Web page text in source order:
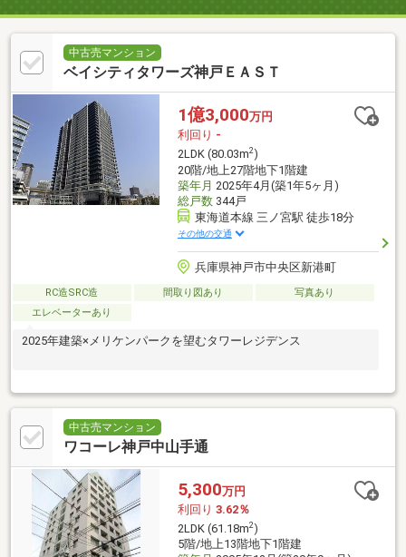
中古売マンション
ベイシティタワーズ神戸ＥＡＳＴ
1億3,000万円
利回り -
2LDK (80.03m2)
20階/地上27階地下1階建
築年月 2025年4月(築1年5ヶ月)
総戸数344戸
東海道本線 三ノ宮駅 徒歩18分
その他の交通
兵庫県神戸市中央区新港町
RC造SRC造 間取り図あり
写真あり
エレベーターあり
2025年建築×メリケンパークを望むタワーレジデンス
中古売マンション
ワコーレ神戸中山手通
5,300万円
利回り 3.62％
2LDK (61.18m2)
5階/地上13階地下1階建